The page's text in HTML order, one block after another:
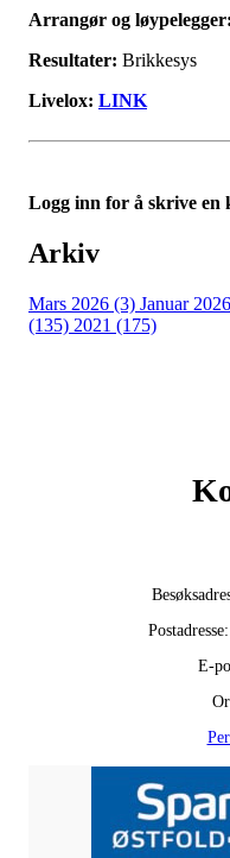
Arrangør og løypelegger:
Resultater: Brikkesys
Livelox: LINK
Logg inn for å skrive en
Arkiv
Mars 2026 (3) Januar
(135) 2021 (175)
E-